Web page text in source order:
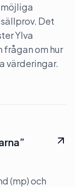
Det
Ylva
frågan om hur
värderingar.
(mp) och